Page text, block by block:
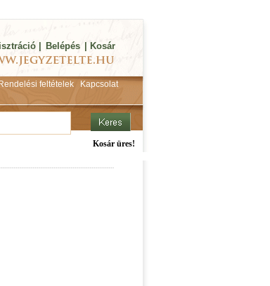
Belépés Kosár
Rendelési feltételek Kapcsolat
Kosár üres!